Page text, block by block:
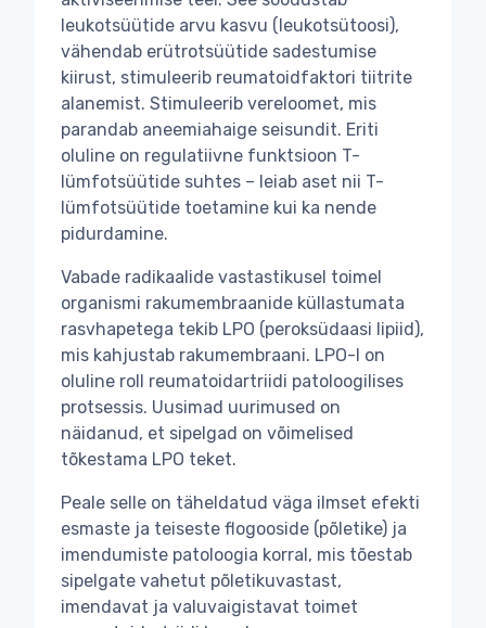
leukotsüütide arvu kasvu (leukotsütoosi),
vähendab erütrotsüütide sadestumise
kiirust, stimuleerib reumatoidfaktori tiitrite
alanemist. Stimuleerib vereloomet, mis
parandab aneemiahaige seisundit. Eriti
oluline on regulatiivne funktsioon T-
lümfotsüütide suhtes – leiab aset nii T-
lümfotsüütide toetamine kui ka nende
pidurdamine.
Vabade radikaalide vastastikusel toimel
organismi rakumembraanide küllastumata
rasvhapetega tekib LPO (peroksüdaasi lipiid),
mis kahjustab rakumembraani. LPO-l on
oluline roll reumatoidartriidi patoloogilises
protsessis. Uusimad uurimused on
näidanud, et sipelgad on võimelised
tõkestama LPO teket.
Peale selle on täheldatud väga ilmset efekti
esmaste ja teiseste flogooside (põletike) ja
imendumiste patoloogia korral, mis tõestab
sipelgate vahetut põletikuvastast,
imendavat ja valuvaigistavat toimet